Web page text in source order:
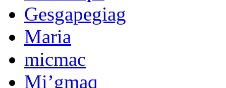
Gesgapegiag
Maria
micmac
Mi’gmaq